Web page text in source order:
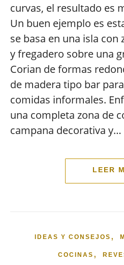
curvas, el resultado es
Un buen ejemplo es
se basa en una isla con
y fregadero sobre una
Corian de formas
de madera tipo bar
comidas informales.
una completa zona de
campana decorativa y…
IDEAS Y CONSEJOS ,
COCINAS ,